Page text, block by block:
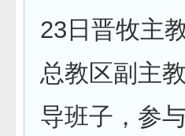
23日晋牧主
总教区副主
导班子，参